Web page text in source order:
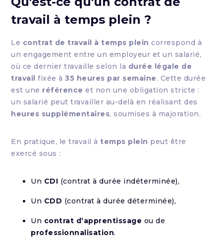
travail à temps plein ?
Le contrat de travail à temps plein correspond à
un engagement entre un employeur et un salarié,
où ce dernier travaille selon la durée légale de
travail fixée à35 heures par semaine. Cette durée
est une référence et non une obligation stricte :
un salarié peut travailler au-delà en réalisant des
heures supplémentaires, soumises à majoration.
En pratique, le travail à temps plein peut être
exercé sous :
Un CDI (contrat à durée indéterminée),
Un CDD (contrat à durée déterminée),
Un contrat d’apprentissage ou de
professionnalisation.